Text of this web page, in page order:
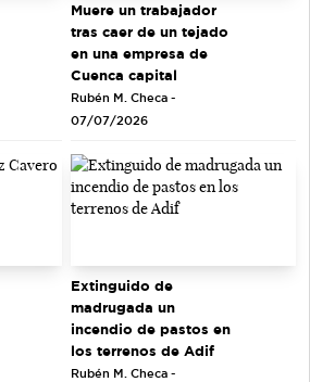
Muere un trabajador
tras caer de un tejado
en una empresa de
Cuenca capital
Rubén M. Checa -
07/07/2026
Extinguido de
madrugada un
incendio de pastos en
los terrenos de Adif
Rubén M. Checa -